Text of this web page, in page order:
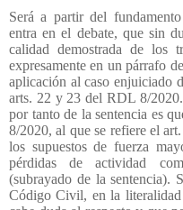
Será a partir del
entra en el debate, que sin
calidad demostrada de los
expresamente en un párrafo
aplicación al caso enjuiciado
arts. 22 y 23 del RDL 8/2020.
por tanto de la sentencia es
8/2020, al que se refiere el
los supuestos de fuerza
pérdidas de actividad
(subrayado de la sentencia).
Código Civil, en la literalidad